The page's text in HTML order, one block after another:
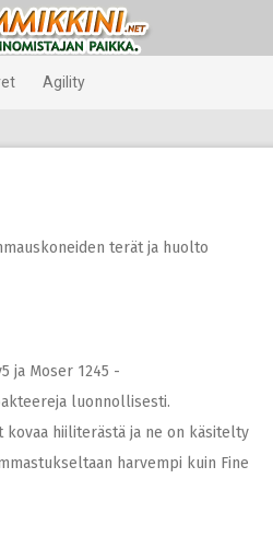
Agility
terät ja huolto
ja Moser 1245 -
luonnollisesti.
kovaa hiiliterästä ja ne on käsitelty
harvempi kuin Fine